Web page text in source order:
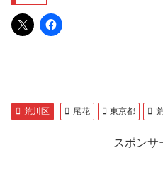
荒川区 尾花 東京都
スポンサ